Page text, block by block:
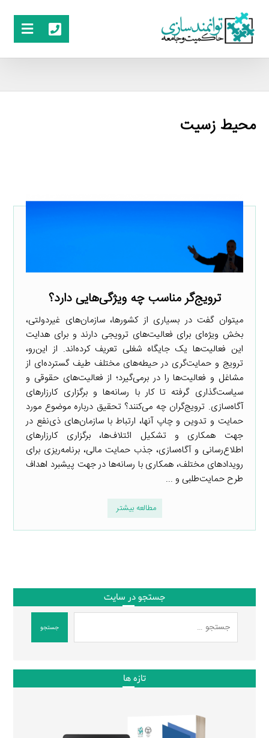
محیط زسیت
ترویج‌گر مناسب چه ویژگی‌هایی دارد؟
میتوان گفت در بسیاری از کشورها، سازمان‌های غیردولتی،
بخش ویژه‌ای برای فعالیت‌های ترویجی دارند و برای هدایت
این فعالیت‌ها یک جایگاه شغلی تعریف کرده‌اند. از این‌رو،
ترویج و حمایت‌گری در حیطه‌های مختلف طیف گسترده‌ای از
مشاغل و فعالیت‌ها را در برمی‌گیرد؛ از فعالیت‌های حقوقی و
سیاست‌گذاری گرفته تا کار با رسانه‌ها و برگزاری کارزارهای
آگاه‌سازی. ترویج‌گران چه می‌کنند؟ تحقیق درباره موضوع مورد
حمایت و تدوین و چاپ آنها، ارتباط با سازمان‌های ذی‌نفع در
جهت همکاری و تشکیل ائتلاف‌ها، برگزاری کارزارهای
اطلاع‌رسانی و آگاه‌سازی، جذب حمایت مالی، برنامه‌ریزی برای
رویدادهای مختلف، همکاری با رسانه‌ها در جهت پیشبرد اهداف
طرح حمایت‌طلبی و ...
مطالعه بیشتر
جستجو در سایت
جستجو
تازه ها